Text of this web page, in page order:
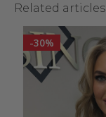
Related articles
-30%